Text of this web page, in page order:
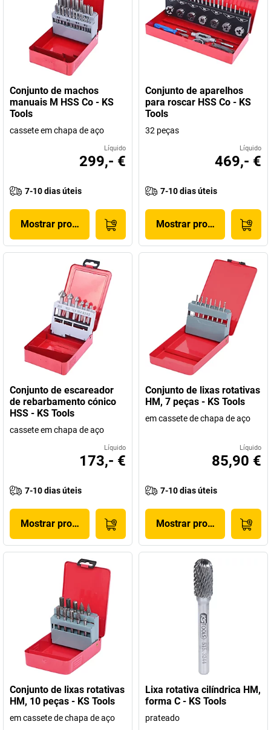
Conjunto de machos
manuais M HSS Co - KS
Tools
cassete em chapa de aço
Líquido
299,- €
7-10 dias úteis
Mostrar produto
Conjunto de aparelhos
para roscar HSS Co - KS
Tools
32 peças
Líquido
469,- €
7-10 dias úteis
Mostrar produto
Conjunto de escareador
de rebarbamento cónico
HSS - KS Tools
cassete em chapa de aço
Líquido
173,- €
7-10 dias úteis
Mostrar produto
Conjunto de lixas rotativas
HM, 7 peças - KS Tools
em cassete de chapa de aço
Líquido
85,90 €
7-10 dias úteis
Mostrar produto
Conjunto de lixas rotativas
HM, 10 peças - KS Tools
em cassete de chapa de aço
Lixa rotativa cilíndrica HM,
forma C - KS Tools
prateado